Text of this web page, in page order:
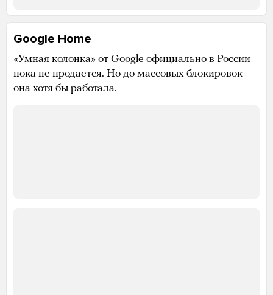
Google Home
«Умная колонка» от Google официально в России
пока не продается. Но до массовых блокировок
она хотя бы работала.